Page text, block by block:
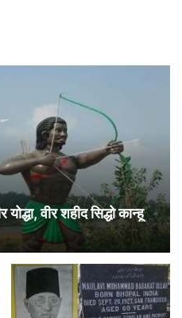
वीर शहीद सिद्धो कान्हू